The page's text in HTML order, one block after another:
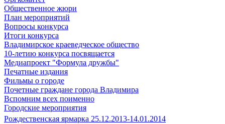
Общественное жюри
План мероприятий
Вопросы конкурса
Итоги конкурса
Владимирское краеведческое общество
10-летию конкурса посвящается
Медиапроект "Формула дружбы"
Печатные издания
Фильмы о городе
Почетные граждане города Владимира
Вспомним всех поименно
Городские мероприятия
Рождественская ярмарка 25.12.2013-14.01.2014